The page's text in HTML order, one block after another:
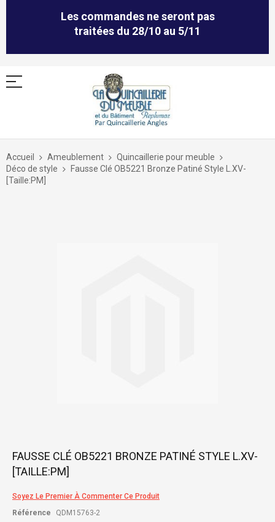
Les commandes ne seront pas
traitées du 28/10 au 5/11
Allez
contenu
Accueil Ameublement
Quincaillerie pour meuble
Déco de style
Fausse Clé OB5221 Bronze Patiné Style L.XV-
[Taille:PM]
Skip
the
of
images
FAUSSE CLÉ OB5221 BRONZE PATINÉ STYLE L.XV-
[TAILLE:PM]
Soyez Le Premier À Commenter Ce Produit
Référence
QDM15763-2